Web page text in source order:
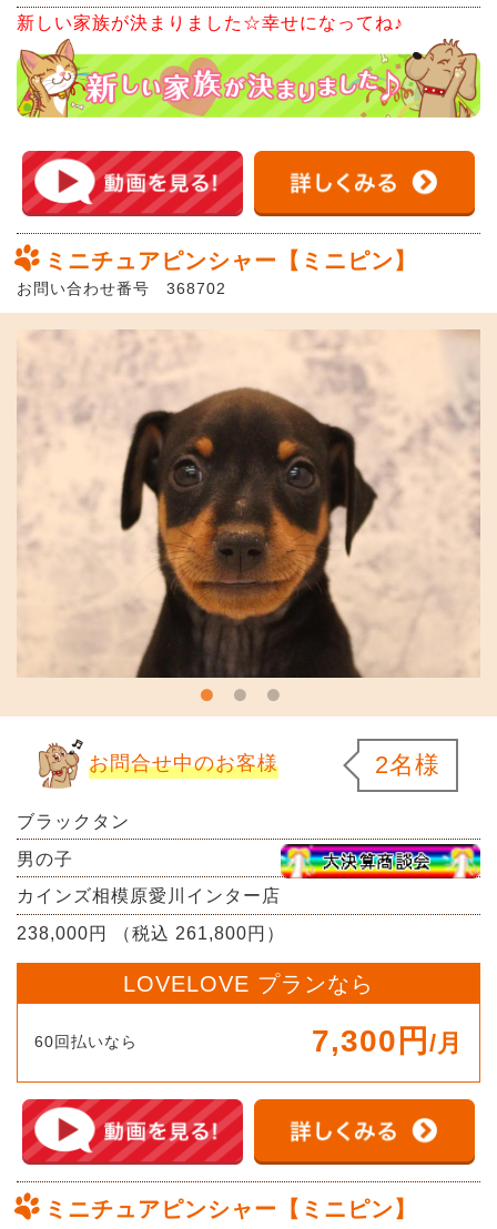
新しい家族が決まりました☆幸せになってね♪
ミニチュアピンシャー【ミニピン】
お問い合わせ番号 368702
お問合せ中のお客様 2名様
ブラックタン
男の子
カインズ相模原愛川インター店
238,000円 （税込 261,800円）
LOVELOVE プランなら
60回払いなら 7,300円 /月
ミニチュアピンシャー【ミニピン】